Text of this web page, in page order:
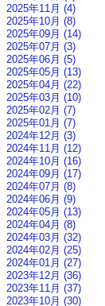
2025年11月 (4)
2025年10月 (8)
2025年09月 (14)
2025年07月 (3)
2025年06月 (5)
2025年05月 (13)
2025年04月 (22)
2025年03月 (10)
2025年02月 (7)
2025年01月 (7)
2024年12月 (3)
2024年11月 (12)
2024年10月 (16)
2024年09月 (17)
2024年07月 (8)
2024年06月 (9)
2024年05月 (13)
2024年04月 (8)
2024年03月 (32)
2024年02月 (25)
2024年01月 (27)
2023年12月 (36)
2023年11月 (37)
2023年10月 (30)